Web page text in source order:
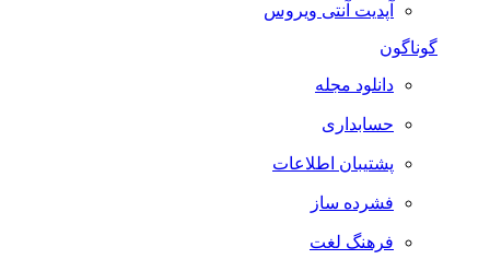
آپدیت آنتی ویروس
گوناگون
دانلود مجله
حسابداری
پشتیبان اطلاعات
فشرده ساز
فرهنگ لغت